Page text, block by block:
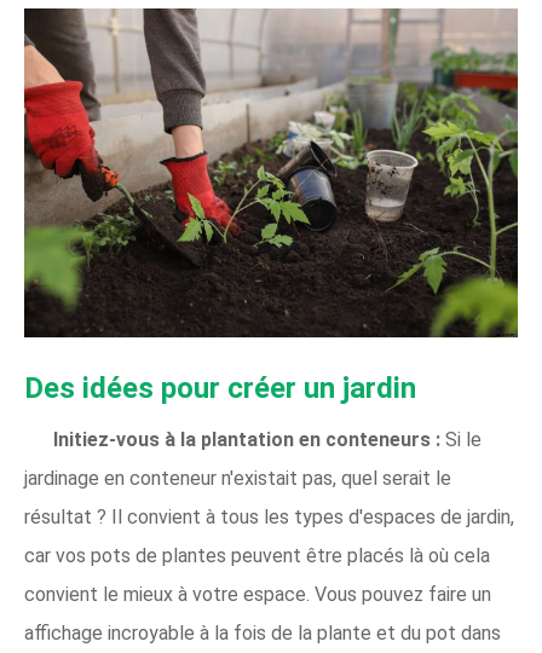
Des idées pour créer un jardin
Initiez-vous à la plantation en conteneurs : Si le
jardinage en conteneur n'existait pas, quel serait le
résultat ? Il convient à tous les types d'espaces de jardin,
car vos pots de plantes peuvent être placés là où cela
convient le mieux à votre espace. Vous pouvez faire un
affichage incroyable à la fois de la plante et du pot dans